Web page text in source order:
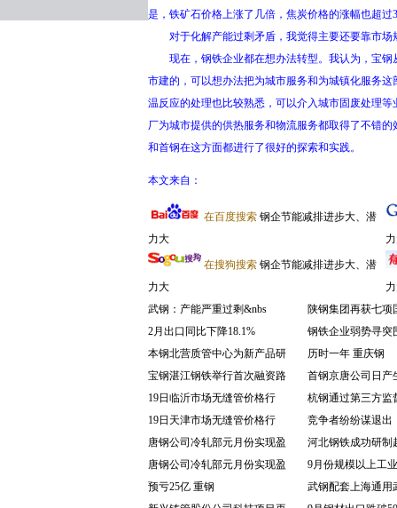
是，铁矿石价格上涨了几倍，焦炭价格的涨幅也超
对于化解产能过剩矛盾，我觉得主要还要靠市场
现在，钢铁企业都在想办法转型。我认为，宝钢
市建的，可以想办法把为城市服务和为城镇化服务
温反应的处理也比较熟悉，可以介入城市固废处理
厂为城市提供的供热服务和物流服务都取得了不错
和首钢在这方面都进行了很好的探索和实践。
本文来自：
在百度搜索 钢企节能减排进步大、潜
力大
在搜狗搜索 钢企节能减排进步大、潜
力大
武钢：产能严重过剩&nbs
2月出口同比下降18.1%
本钢北营质管中心为新产品研
宝钢湛江钢铁举行首次融资路
19日临沂市场无缝管价格行
19日天津市场无缝管价格行
唐钢公司冷轧部元月份实现盈
唐钢公司冷轧部元月份实现盈
预亏25亿 重钢
陕钢集团再获七项
钢铁企业弱势寻突
历时一年 重庆钢
首钢京唐公司日产
杭钢通过第三方监
竞争者纷纷谋退出
河北钢铁成功研制
9月份规模以上工
武钢配套上海通用